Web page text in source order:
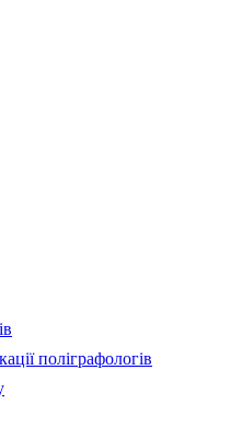
поліграфологів